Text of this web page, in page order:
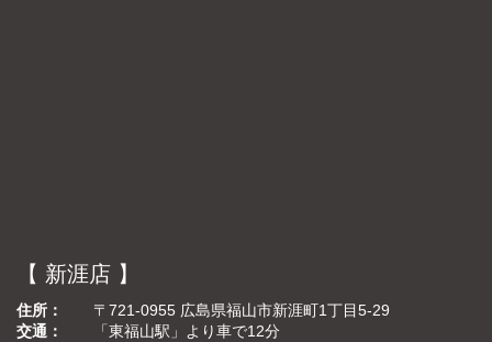
【 新涯店 】
住所
〒721-0955 広島県福山市新涯町1丁目5-29
交通
「東福山駅」より車で12分